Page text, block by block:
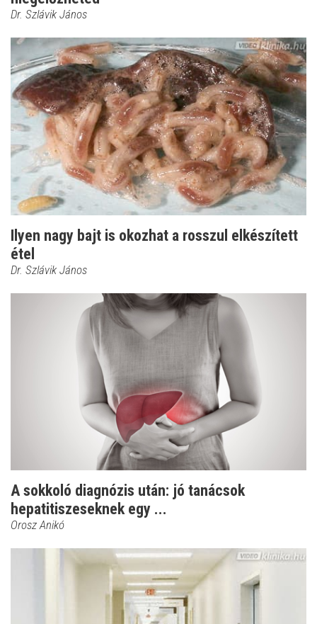
Dr. Szlávik János
Ilyen nagy bajt is okozhat a rosszul elkészített
étel
Dr. Szlávik János
A sokkoló diagnózis után: jó tanácsok
hepatitiszeseknek egy ...
Orosz Anikó